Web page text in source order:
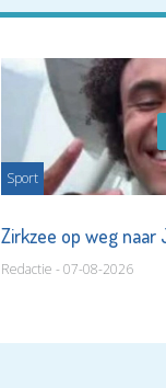
Sport
Zirkzee op weg
Redactie - 07-08-2026